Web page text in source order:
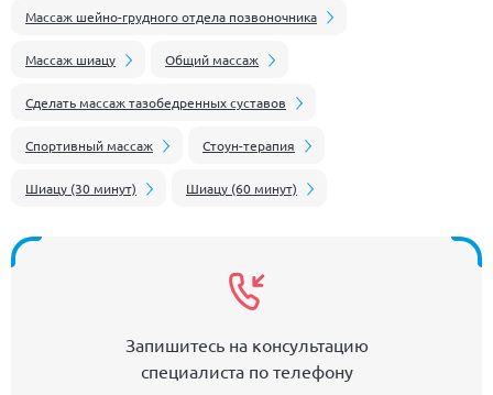
Массаж шейно-грудного отдела позвоночника
Массаж шиацу Общий массаж
Сделать массаж тазобедренных суставов
Спортивный массаж Стоун-терапия
Шиацу (30 минут) Шиацу (60 минут)
Запишитесь на консультацию
специалиста по телефону